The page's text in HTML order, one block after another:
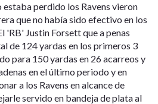
perdido los Ravens vieron
que no había sido efectivo en los
'RB' Justin Forsett que a penas
de 124 yardas en los primeros 3
para 150 yardas en 26 acarreos y
en el último periodo y en
a los Ravens en alcance de
servido en bandeja de plata al